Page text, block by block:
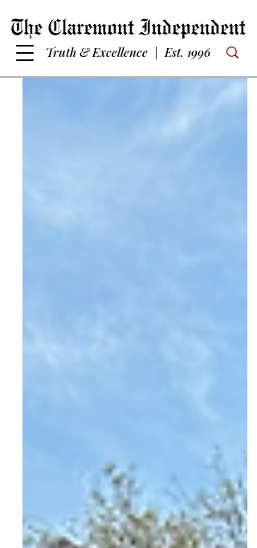
Truth & Excellence | Est. 1996